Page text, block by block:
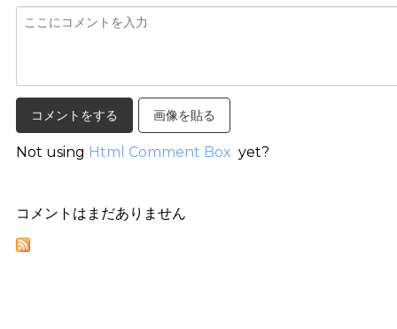
画像を貼る
Not using Html Comment Box yet?
コメントはまだありません